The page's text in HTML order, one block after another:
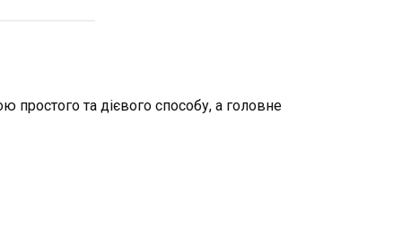
та дієвого способу, а головне